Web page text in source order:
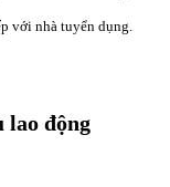
với nhà tuyển dụng.
lao động